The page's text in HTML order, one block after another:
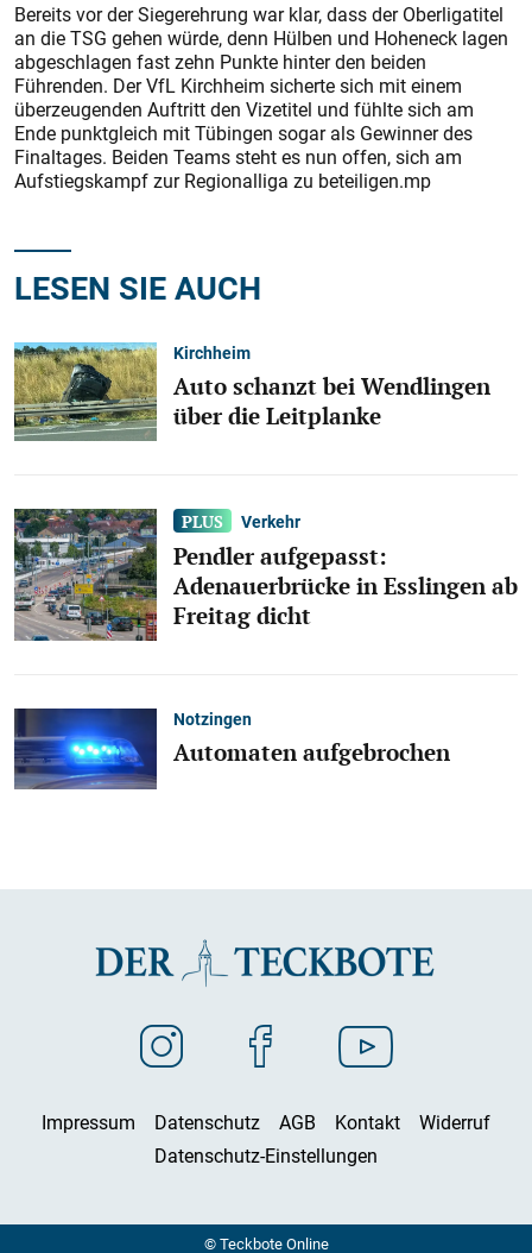
Bereits vor der Siegerehrung war klar, dass der Oberligatitel
an die TSG gehen würde, denn Hülben und Hoheneck lagen
abgeschlagen fast zehn Punkte hinter den beiden
Führenden. Der VfL Kirchheim sicherte sich mit einem
überzeugenden Auftritt den Vizetitel und fühlte sich am
Ende punktgleich mit Tübingen sogar als Gewinner des
Finaltages. Beiden Teams steht es nun offen, sich am
Aufstiegskampf zur Regionalliga zu beteiligen.mp
LESEN SIE AUCH
Kirchheim
Auto schanzt bei Wendlingen
über die Leitplanke
Verkehr
Pendler aufgepasst:
Adenauerbrücke in Esslingen ab
Freitag dicht
Notzingen
Automaten aufgebrochen
Impressum Datenschutz AGB Kontakt
Widerruf
Datenschutz-Einstellungen
© Teckbote Online